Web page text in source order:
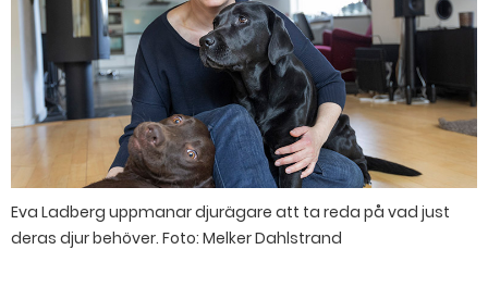
Eva Ladberg uppmanar djurägare att ta reda på vad just
deras djur behöver. Foto: Melker Dahlstrand